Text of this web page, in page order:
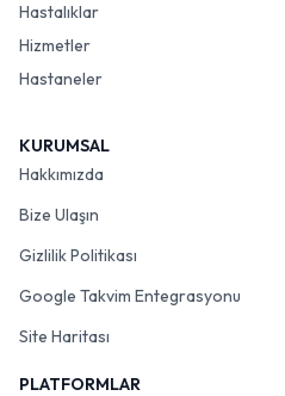
Hastalıklar
Hizmetler
Hastaneler
KURUMSAL
Hakkımızda
Bize Ulaşın
Gizlilik Politikası
Google Takvim Entegrasyonu
Site Haritası
PLATFORMLAR